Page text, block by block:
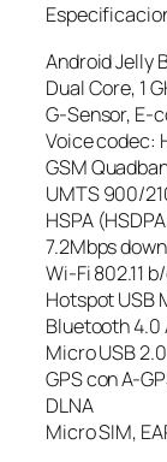
Android Jelly
Dual Core, 1
G-Sensor, E-
Voice codec:
GSM
UMTS 900/
HSPA
7.2Mbps
Wi-Fi 802.11
Hotspot USB
Bluetooth 4.0
Micro USB
GPS con A-
DLNA
Micro SIM,